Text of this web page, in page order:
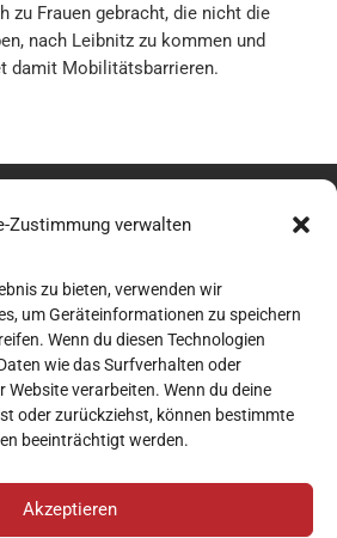
Zustimmung verwalten
zu bieten, verwenden wir
um Geräteinformationen zu speichern
Wenn du diesen Technologien
wie das Surfverhalten oder
Website verarbeiten. Wenn du deine
oder zurückziehst, können bestimmte
beeinträchtigt werden.
Akzeptieren
zu Frauen gebracht, die nicht die
nach Leibnitz zu kommen und
damit Mobilitätsbarrieren.
freiraum.at
+43 677/ 644 98 325
gemeinnützige GmbH